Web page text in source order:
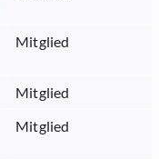
Mitglied
Mitglied
Mitglied